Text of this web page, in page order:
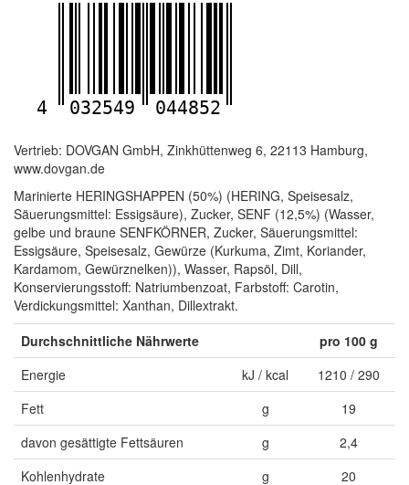
4 032549 044852
Vertrieb: DOVGAN GmbH, Zinkhüttenweg 6, 22113 Hamburg,
www.dovgan.de
Marinierte HERINGSHAPPEN (50%) (HERING, Speisesalz,
Säuerungsmittel: Essigsäure), Zucker, SENF (12,5%) (Wasser,
gelbe und braune SENFKÖRNER, Zucker, Säuerungsmittel:
Essigsäure, Speisesalz, Gewürze (Kurkuma, Zimt, Koriander,
Kardamom, Gewürznelken)), Wasser, Rapsöl, Dill,
Konservierungsstoff: Natriumbenzoat, Farbstoff: Carotin,
Verdickungsmittel: Xanthan, Dillextrakt.
Durchschnittliche Nährwerte
pro 100 g
Energie
kJ / kcal
1210 / 290
Fett
g
19
davon gesättigte Fettsäuren
g
2,4
Kohlenhydrate
g 20